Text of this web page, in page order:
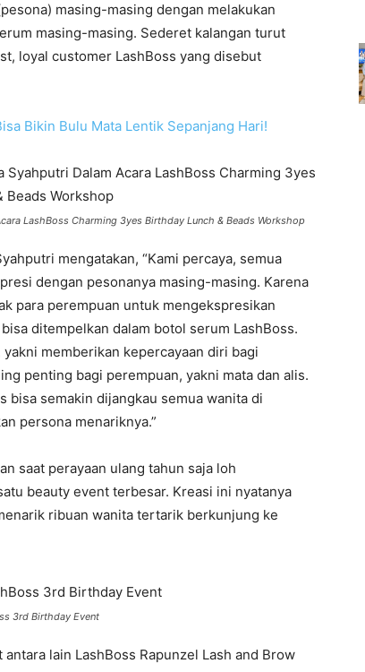
masing-masing dengan melakukan
masing-masing. Sederet kalangan turut
loyal customer LashBoss yang disebut
Bikin Bulu Mata Lentik Sepanjang Hari!
LashBoss Charming 3yes Birthday Lunch & Beads Workshop
mengatakan, “Kami percaya, semua
dengan pesonanya masing-masing. Karena
para perempuan untuk mengekspresikan
ditempelkan dalam botol serum LashBoss.
memberikan kepercayaan diri bagi
penting bagi perempuan, yakni mata dan alis.
bisa semakin dijangkau semua wanita di
persona menariknya.”
saat perayaan ulang tahun saja loh
beauty event terbesar. Kreasi ini nyatanya
ribuan wanita tertarik berkunjung ke
3rd Birthday Event
lain LashBoss Rapunzel Lash and Brow